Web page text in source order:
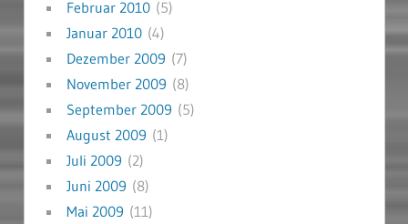
Februar 2010(5)
Januar 2010(4)
Dezember 2009 (7)
November 2009 (8)
September 2009 (5)
August 2009 (1)
Juli 2009 (2)
Juni 2009 (8)
Mai 2009 (11)